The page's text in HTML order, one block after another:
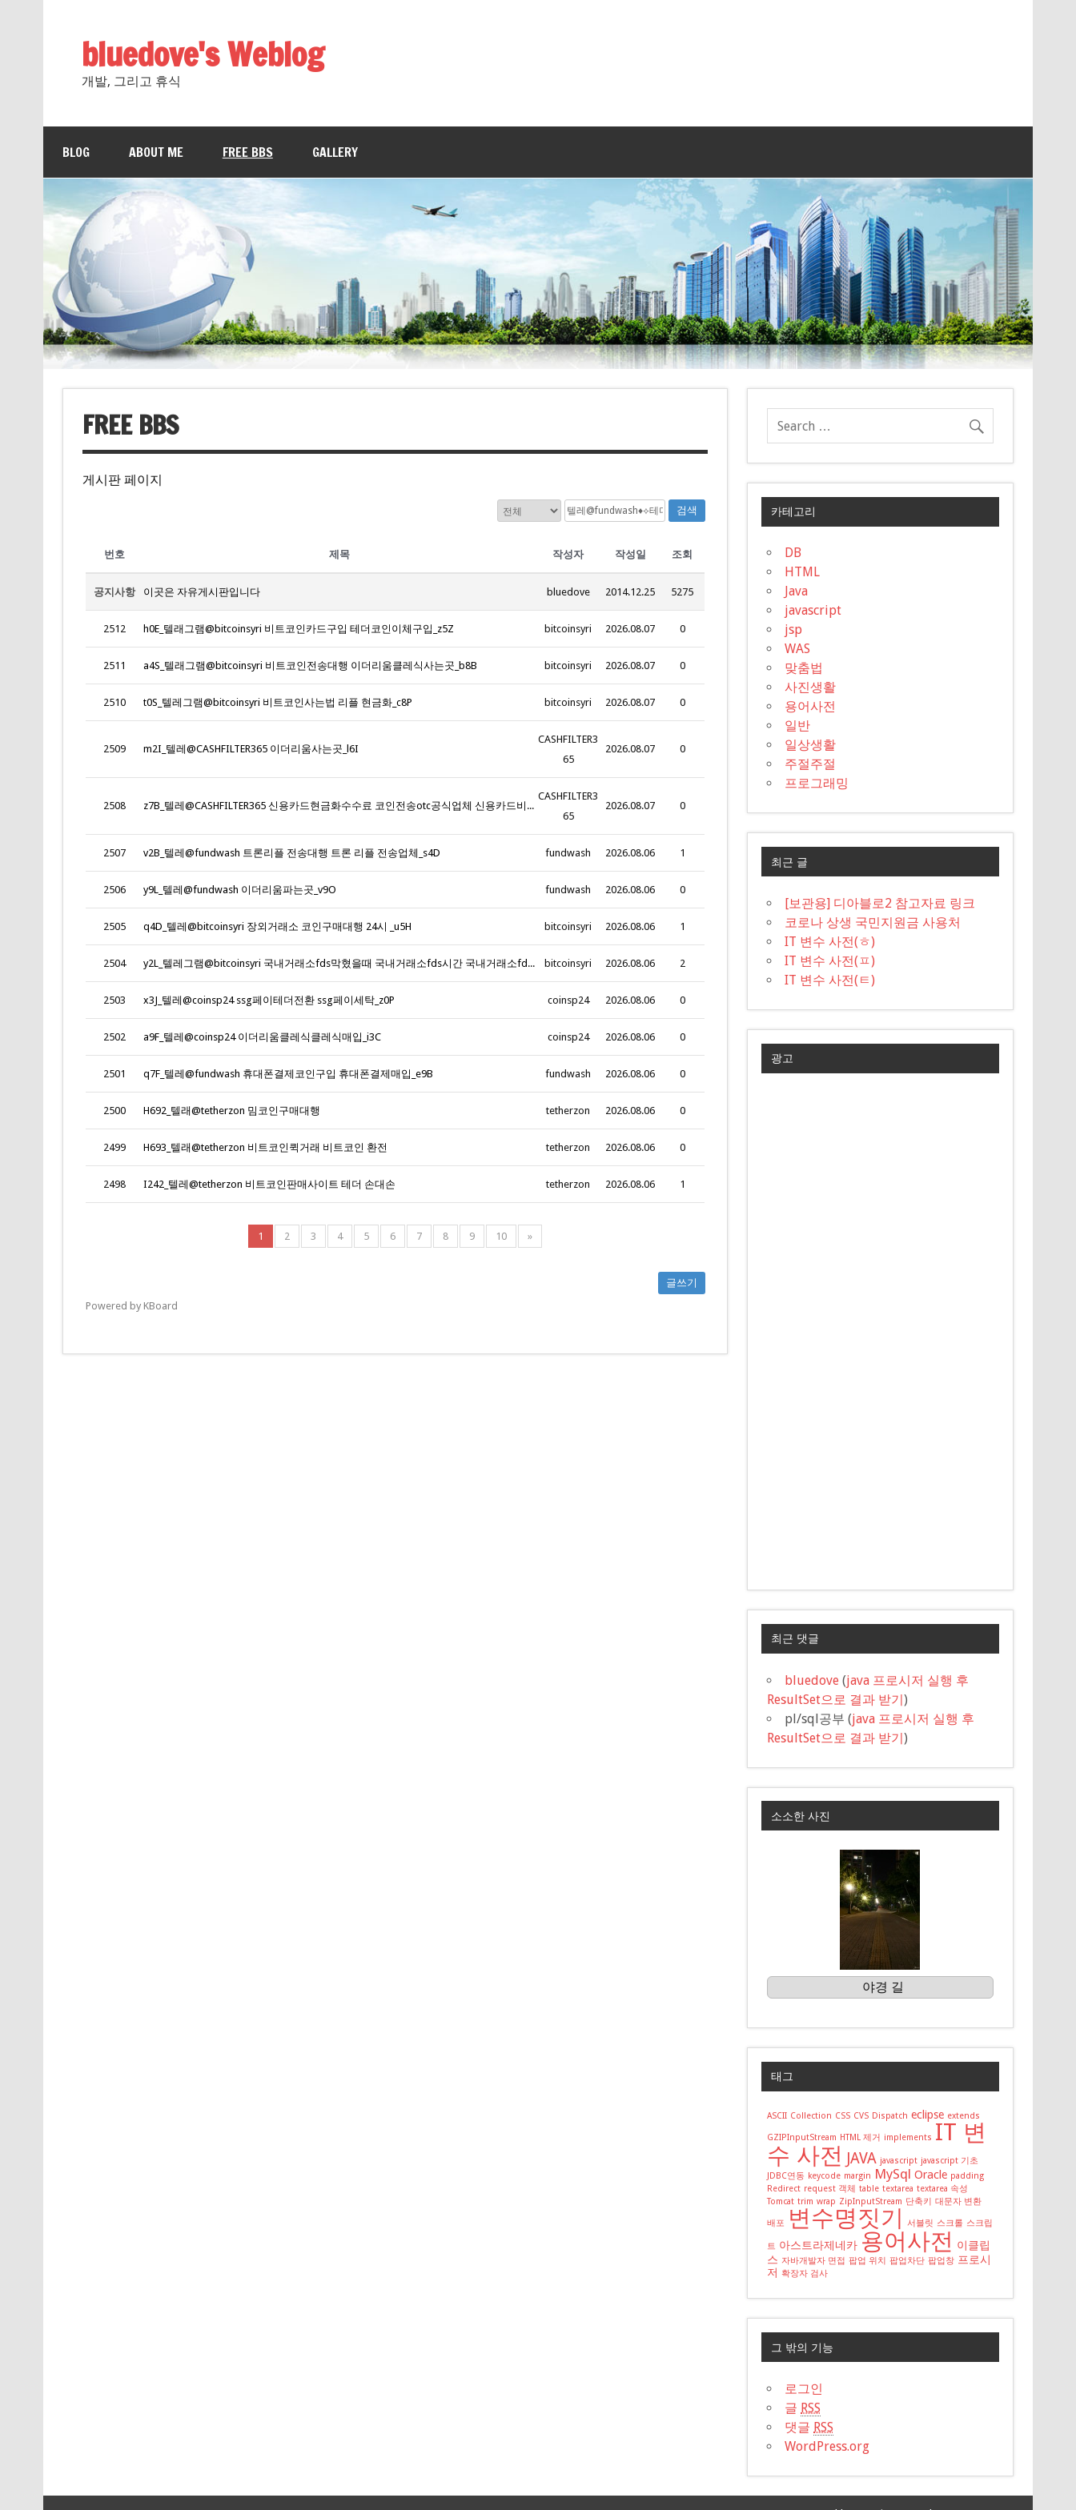
bluedove's Weblog
개발, 그리고 휴식
BLOG ABOUT ME FREE BBS GALLERY
FREE BBS
게시판 페이지
검색
번호 제목 작성자 작성일 조회
공지사항 이곳은 자유게시판입니다 bluedove 2014.12.25 5275
2512 h0E_텔래그램@bitcoinsyri 비트코인카드구입 테더코인이체구입_z5Z bitcoinsyri 2026.08.07 0
2511 a4S_텔래그램@bitcoinsyri 비트코인전송대행 이더리움클레식사는곳_b8B bitcoinsyri 2026.08.07 0
2510 t0S_텔레그램@bitcoinsyri 비트코인사는법 리플 현금화_c8P bitcoinsyri 2026.08.07 0
2509 m2I_텔레@CASHFILTER365 이더리움사는곳_l6I
CASHFILTER3
65
2026.08.07 0
2508 z7B_텔레@CASHFILTER365 신용카드현금화수수료 코인전송otc공식업체 신용카드비트코인구입 신용카드비트코인구매방법 카드로코인구매하는법 카드로테더구입하는법_p4E
CASHFILTER3
65
2026.08.07 0
2507 v2B_텔레@fundwash 트론리플 전송대행 트론 리플 전송업체_s4D fundwash 2026.08.06 1
2506 y9L_텔레@fundwash 이더리움파는곳_v9O fundwash 2026.08.06 0
2505 q4D_텔레@bitcoinsyri 장외거래소 코인구매대행 24시 _u5H bitcoinsyri 2026.08.06 1
2504 y2L_텔레그램@bitcoinsyri 국내거래소fds막혔을때 국내거래소fds시간 국내거래소fds출금시간 국내거래소fds송금시간 국내거래소fds증빙 밈코인구매대행_x1Q bitcoinsyri 2026.08.06 2
2503 x3J_텔레@coinsp24 ssg페이테더전환 ssg페이세탁_z0P coinsp24 2026.08.06 0
2502 a9F_텔레@coinsp24 이더리움클레식클레식매입_i3C coinsp24 2026.08.06 0
2501 q7F_텔레@fundwash 휴대폰결제코인구입 휴대폰결제매입_e9B fundwash 2026.08.06 0
2500 H692_텔래@tetherzon 밈코인구매대행 tetherzon 2026.08.06 0
2499 H693_텔래@tetherzon 비트코인퀵거래 비트코인 환전 tetherzon 2026.08.06 0
2498 I242_텔레@tetherzon 비트코인판매사이트 테더 손대손 tetherzon 2026.08.06 1
1 2 3 4 5 6 7 8 9 10 »
글쓰기
Powered by KBoard
카테고리
DB
HTML
Java
javascript
jsp
WAS
맞춤법
사진생활
용어사전
일반
일상생활
주절주절
프로그래밍
최근 글
[보관용] 디아블로2 참고자료 링크
코로나 상생 국민지원금 사용처
IT 변수 사전(ㅎ)
IT 변수 사전(ㅍ)
IT 변수 사전(ㅌ)
광고
최근 댓글
bluedove (java 프로시저 실행 후
ResultSet으로 결과 받기)
pl/sql공부 (java 프로시저 실행 후
ResultSet으로 결과 받기)
소소한 사진
야경 길
태그
ASCII Collection CSS CVS Dispatch eclipse extends
GZIPInputStream HTML 제거 implements IT 변
수 사전 JAVA javascript javascript 기초
JDBC연동 keycode margin MySql Oracle padding
Redirect request 객체 table textarea textarea 속성
Tomcat trim wrap ZipInputStream 단축키 대문자 변환
배포 변수명짓기 서블릿 스크롤 스크립
트 아스트라제네카 용어사전 이클립
스 자바개발자 면접 팝업 위치 팝업차단 팝업창 프로시
저 확장자 검사
그 밖의 기능
로그인
글 RSS
댓글 RSS
WordPress.org